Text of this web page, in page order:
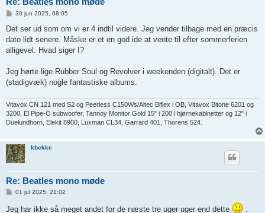
d
æ
g
30 jun 2025, 08:05
Det ser ud som om vi er 4 indtil videre. Jeg vender tilbage med en præcis
dato lidt senere. Måske er et en god ide at vente til efter sommerferien
alligevel. Hvad siger I?
Jeg hørte lige Rubber Soul og Revolver i weekenden (digitalt). Det er
(stadigvæk) nogle fantastiske albums.
Vitavox CN 121 med S2 og Peerless C150Ws/Altec Biflex i OB, Vitavox Bitone 6201 og
3200, El Pipe-O subwoofer, Tannoy Monitor Gold 15" i 200 l hjørnekabinetter og 12" i
Duelundhorn, Elekit 8900, Luxman CL34, Garrard 401, Thorens 524.
kbekke
Re: Beatles mono møde
01 jul 2025, 21:02
Jeg har ikke så meget andet for de næste tre uger uger end dette :